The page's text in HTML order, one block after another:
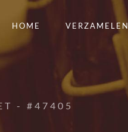
HOME VERZAMELEN
- #47405